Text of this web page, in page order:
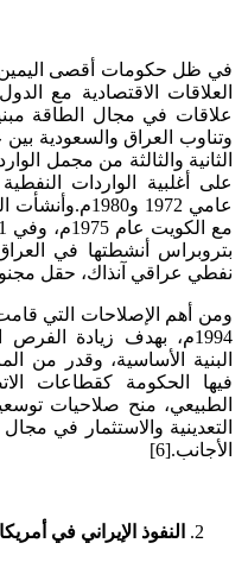
في ظل حكومات أقصى اليمين
علاقات في مجال الطاقة
الثانية والثالثة من مجمل
عامي 1972
بتروبراس أنشطتها في
نفطي عراقي آنذاك، حقل
ومن أهم الإصلاحات التي قامت
1994م، بهدف زيادة الفرص
البنية الأساسية، وقدر من
فيها الحكومة كقطاعات
الطبيعي، منح صلاحيات
التعدينية والاستثمار في
الأجانب.[6]
النفوذ الإيراني في أمريكا